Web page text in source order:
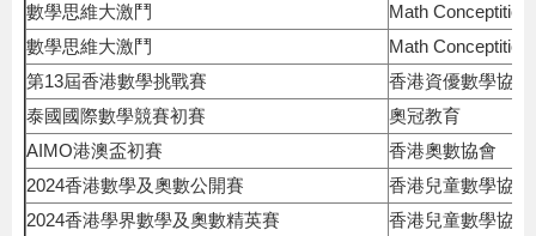
數學思維大激鬥
Math Conceptition
數學思維大激鬥
Math Conceptition
第13屆香港數學挑戰賽
香港資優數學協會
泰國國際數學競賽初賽
奧冠教育
AIMO港澳盃初賽
香港奧數協會
2024香港數學及奧數公開賽
香港兒童數學協會
2024香港學界數學及奧數精英賽
香港兒童數學協會